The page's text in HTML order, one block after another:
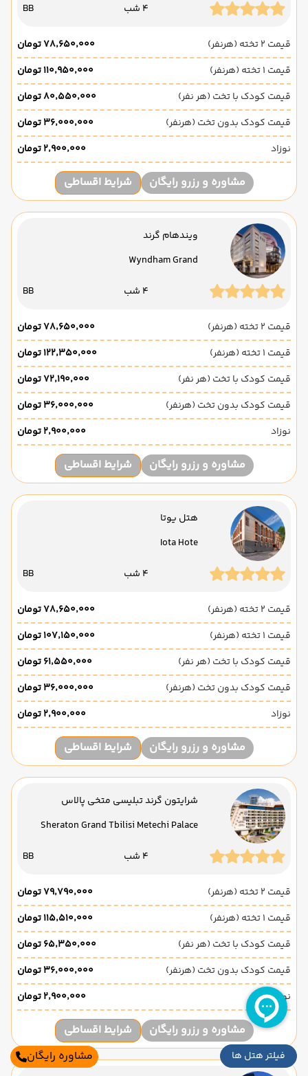
فیلتر هتل ها
4 شب BB
قیمت 2 تخته (هرنفر)
۷۸٬۶۵۰٬۰۰۰ تومان
قیمت 1 تخته (هرنفر)
۱۱۰٬۹۵۰٬۰۰۰ تومان
قیمت کودک با تخت (هر نفر)
۸۰٬۵۵۰٬۰۰۰ تومان
قیمت کودک بدون تخت (هرنفر)
۳۶٬۰۰۰٬۰۰۰ تومان
نوزاد
۲٬۹۰۰٬۰۰۰ تومان
مشاوره و رزرو رایگان شرایط اقساطی
ویندهام گرند
Wyndham Grand
4 شب BB
قیمت 2 تخته (هرنفر)
۷۸٬۶۵۰٬۰۰۰ تومان
قیمت 1 تخته (هرنفر)
۱۲۲٬۳۵۰٬۰۰۰ تومان
قیمت کودک با تخت (هر نفر)
۷۲٬۱۹۰٬۰۰۰ تومان
قیمت کودک بدون تخت (هرنفر)
۳۶٬۰۰۰٬۰۰۰ تومان
نوزاد
۲٬۹۰۰٬۰۰۰ تومان
مشاوره و رزرو رایگان شرایط اقساطی
هتل یوتا
Iota Hote
4 شب BB
قیمت 2 تخته (هرنفر)
۷۸٬۶۵۰٬۰۰۰ تومان
قیمت 1 تخته (هرنفر)
۱۰۷٬۱۵۰٬۰۰۰ تومان
قیمت کودک با تخت (هر نفر)
۶۱٬۵۵۰٬۰۰۰ تومان
قیمت کودک بدون تخت (هرنفر)
۳۶٬۰۰۰٬۰۰۰ تومان
نوزاد
۲٬۹۰۰٬۰۰۰ تومان
مشاوره و رزرو رایگان شرایط اقساطی
شرایتون گرند تبلیسی متخی پالاس
Sheraton Grand Tbilisi Metechi Palace
4 شب BB
قیمت 2 تخته (هرنفر)
۷۹٬۷۹۰٬۰۰۰ تومان
قیمت 1 تخته (هرنفر)
۱۱۵٬۵۱۰٬۰۰۰ تومان
قیمت کودک با تخت (هر نفر)
۶۵٬۳۵۰٬۰۰۰ تومان
قیمت کودک بدون تخت (هرنفر)
۳۶٬۰۰۰٬۰۰۰ تومان
نوزاد
۲٬۹۰۰٬۰۰۰ تومان
مشاوره و رزرو رایگان
شرایط اقساطی
مشاوره رایگان